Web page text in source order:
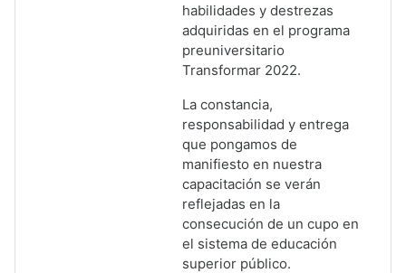
habilidades y destrezas
adquiridas en el programa
preuniversitario
Transformar 2022.
La constancia,
responsabilidad y entrega
que pongamos de
manifiesto en nuestra
capacitación se verán
reflejadas en la
consecución de un cupo en
el sistema de educación
superior público.